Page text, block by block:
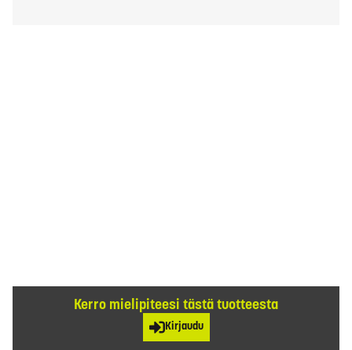
Kerro mielipiteesi tästä tuotteesta
Kirjaudu